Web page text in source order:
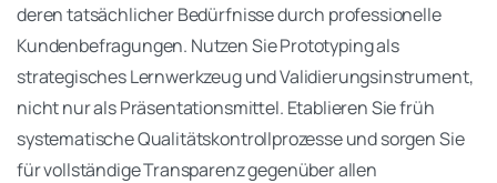
deren tatsächlicher Bedürfnisse durch professionelle
Kundenbefragungen. Nutzen Sie Prototyping als
strategisches Lernwerkzeug und Validierungsinstrument,
nicht nur als Präsentationsmittel. Etablieren Sie früh
systematische Qualitätskontrollprozesse und sorgen Sie
für vollständige Transparenz gegenüber allen